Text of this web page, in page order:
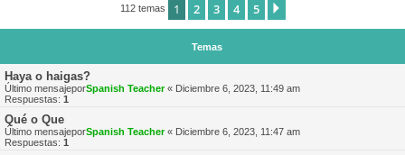
112 temas 1 2 3 4 5
Temas
Haya o haigas?
Último mensajeporSpanish Teacher« Diciembre 6, 2023, 11:49 am
Respuestas: 1
Qué o Que
Último mensajeporSpanish Teacher« Diciembre 6, 2023, 11:47 am
Respuestas: 1